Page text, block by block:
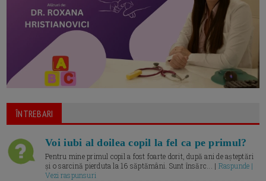
ÎNTREBARI
Voi iubi al doilea copil la fel ca pe primul?
Pentru mine primul copil a fost foarte dorit, după ani de așteptări
și o sarcină pierduta la 16 săptămâni. Sunt însărc... | Raspunde |
Vezi raspunsuri